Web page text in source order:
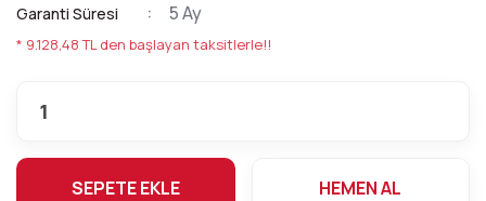
Garanti Süresi 5 Ay
* 9.128,48 TL den başlayan taksitlerle!!
SEPETE EKLE HEMEN AL